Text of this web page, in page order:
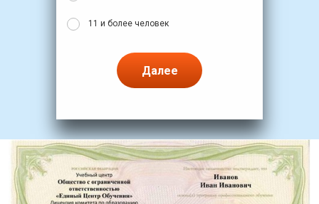
11 и более человек
Далее